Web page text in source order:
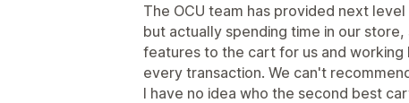
The OCU team has provided next
but actually spending time in our
features to the cart for us and working
every transaction. We can't
I have no idea who the second best